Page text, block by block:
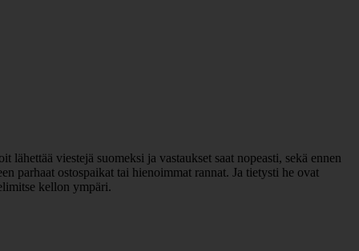
lähettää viestejä suomeksi ja vastaukset saat nopeasti, sekä ennen
parhaat ostospaikat tai hienoimmat rannat. Ja tietysti he ovat
kellon ympäri.